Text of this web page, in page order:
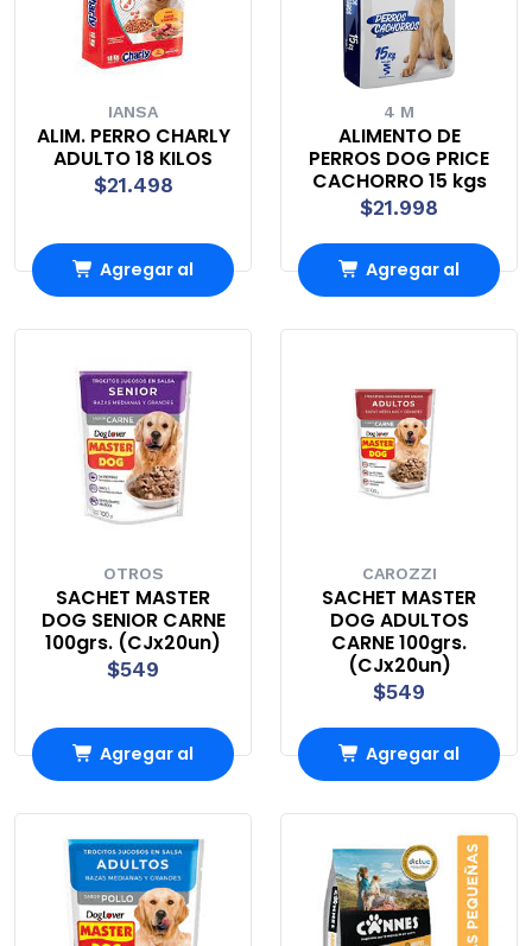
IANSA
ALIM. PERRO CHARLY
ADULTO 18 KILOS
$21.498
Agregar al
4 M
ALIMENTO DE
PERROS DOG PRICE
CACHORRO 15 kgs
$21.998
Agregar al
OTROS
SACHET MASTER
DOG SENIOR CARNE
100grs. (CJx20un)
$549
Agregar al
CAROZZI
SACHET MASTER
DOG ADULTOS
CARNE 100grs.
(CJx20un)
$549
Agregar al